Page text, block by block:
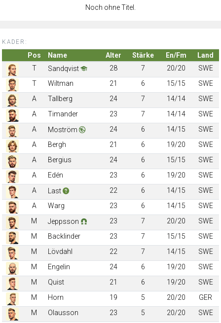
Noch ohne Titel.
KADER:
Pos Name Alter Stärke En/Fm
Land
T
Sandqvist 28 7 20/20
SWE
T
Wiltman 21 6 15/15
SWE
A
Tallberg 24 7 14/14
SWE
A
Timander 23 7 14/14
SWE
A
Moström 24 6 14/15
SWE
A
Bergh 21 6 19/20
SWE
A
Bergius 24 6 15/15
SWE
A
Edén 23 6 19/20
SWE
A
Last 22 6 14/15
SWE
A
Warg 23 6 14/15
SWE
M
Jeppsson 23 7 20/20
SWE
M
Backlinder 23 7 15/15
SWE
M
Lövdahl 22 7 14/15
SWE
M
Engelin 24 6 19/20
SWE
M
Quist 21 6 19/20
SWE
M
Horn 19 5 20/20
GER
M
Olausson 23 5 20/20
SWE